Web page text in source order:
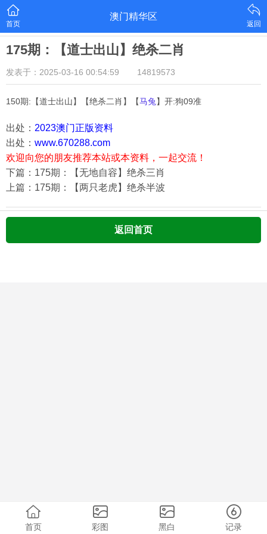
首页
澳门精华区
返回
175期：【道士出山】绝杀二肖
发表于：2025-03-16 00:54:59 14819573
150期:【道士出山】【绝杀二肖】【马兔 】开:狗09准
出处： 2023澳门正版资料
出处： www.670288.com
欢迎向您的朋友推荐本站或本资料，一起交流！
下篇：175期：【无地自容】绝杀三肖
上篇：175期：【两只老虎】绝杀半波
返回首页
首页 彩图 黑白 记录